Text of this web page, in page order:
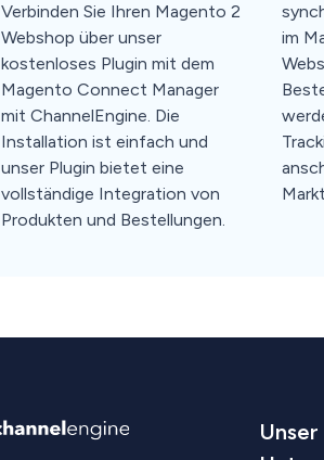
Verbinden Sie Ihren Magento 2
Webshop über unser
kostenloses Plugin mit dem
Magento Connect Manager
mit ChannelEngine. Die
Installation ist einfach und
unser Plugin bietet eine
vollständige Integration von
Produkten und Bestellungen.
im
Unser